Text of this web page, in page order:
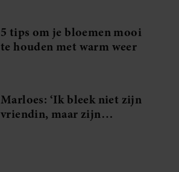
5 tips om je bloemen mooi
te houden met warm weer
Marloes: ‘Ik bleek niet zijn
vriendin, maar zijn